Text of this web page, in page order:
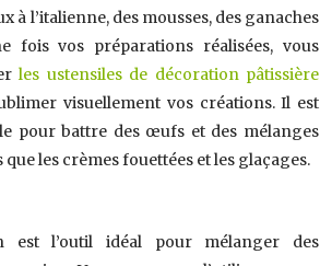
à l’italienne, des mousses, des ganaches
fois vos préparations réalisées, vous
les ustensiles de décoration pâtissière
visuellement vos créations. Il est
pour battre des œufs et des mélanges
les crèmes fouettées et les glaçages.
l’outil idéal pour mélanger des